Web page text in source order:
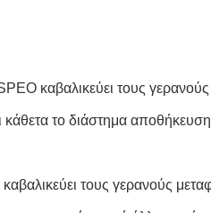
καβαλικεύει τους γερανούς
το διάστημα
τους γερανούς